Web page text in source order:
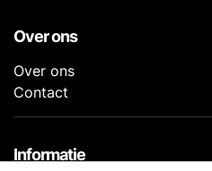
Over ons
Over ons
Contact
Informatie